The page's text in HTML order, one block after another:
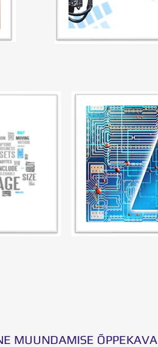
MUUNDAMISE ÕPPEKAVA